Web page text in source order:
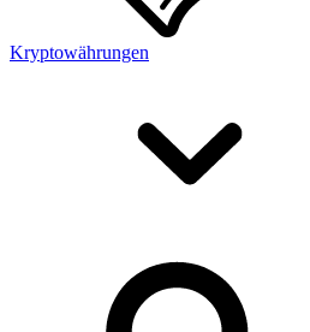
Kryptowährungen